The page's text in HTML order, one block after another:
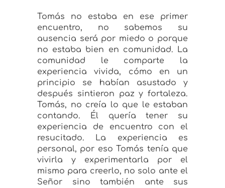
Tomás no estaba en ese primer
encuentro, no sabemos su
ausencia será por miedo o porque
no estaba bien en comunidad. La
comunidad le comparte la
experiencia vivida, cómo en un
principio se habían asustado y
después sintieron paz y fortaleza.
Tomás, no creía lo que le estaban
contando. Él quería tener su
experiencia de encuentro con el
resucitado. La experiencia es
personal, por eso Tomás tenía que
vivirla y experimentarla por el
mismo para creerlo, no solo ante el
Señor sino también ante sus